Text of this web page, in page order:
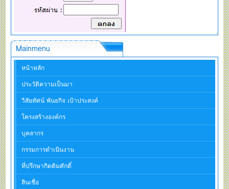
Mainmenu
หน้าหลัก
ประวัติความเป็นมา
วิสัยทัศน์ พันธกิจ เป้าประสงค์
โครงสร้างองค์กร
บุคลากร
กรรมการดำเนินงาน
ที่ปรึกษากิตติมศักดิ์
สินเชื่อ